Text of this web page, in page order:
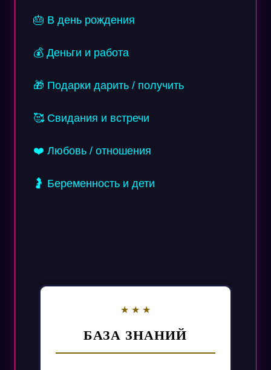
🎂 В день рождения
💰 Деньги и работа
🎁 Подарки дарить / получить
🥰 Свидания и встречи
❤️ Любовь / отношения
🤰 Беременность и дети
БАЗА ЗНАНИЙ